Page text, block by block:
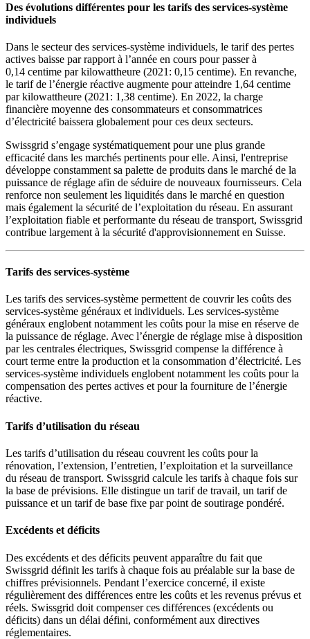
Des évolutions différentes pour les tarifs des services-système
individuels
Dans le secteur des services-système individuels, le tarif des pertes
actives baisse par rapport à l’année en cours pour passer à
0,14 centime par kilowattheure (2021: 0,15 centime). En revanche,
le tarif de l’énergie réactive augmente pour atteindre 1,64 centime
par kilowattheure (2021: 1,38 centime). En 2022, la charge
financière moyenne des consommateurs et consommatrices
d’électricité baissera globalement pour ces deux secteurs.
Swissgrid s’engage systématiquement pour une plus grande
efficacité dans les marchés pertinents pour elle. Ainsi, l'entreprise
développe constamment sa palette de produits dans le marché de la
puissance de réglage afin de séduire de nouveaux fournisseurs. Cela
renforce non seulement les liquidités dans le marché en question
mais également la sécurité de l’exploitation du réseau. En assurant
l’exploitation fiable et performante du réseau de transport, Swissgrid
contribue largement à la sécurité d'approvisionnement en Suisse.
Tarifs des services-système
Les tarifs des services-système permettent de couvrir les coûts des
services-système généraux et individuels. Les services-système
généraux englobent notamment les coûts pour la mise en réserve de
la puissance de réglage. Avec l’énergie de réglage mise à disposition
par les centrales électriques, Swissgrid compense la différence à
court terme entre la production et la consommation d’électricité. Les
services-système individuels englobent notamment les coûts pour la
compensation des pertes actives et pour la fourniture de l’énergie
réactive.
Tarifs d’utilisation du réseau
Les tarifs d’utilisation du réseau couvrent les coûts pour la
rénovation, l’extension, l’entretien, l’exploitation et la surveillance
du réseau de transport. Swissgrid calcule les tarifs à chaque fois sur
la base de prévisions. Elle distingue un tarif de travail, un tarif de
puissance et un tarif de base fixe par point de soutirage pondéré.
Excédents et déficits
Des excédents et des déficits peuvent apparaître du fait que
Swissgrid définit les tarifs à chaque fois au préalable sur la base de
chiffres prévisionnels. Pendant l’exercice concerné, il existe
régulièrement des différences entre les coûts et les revenus prévus et
réels. Swissgrid doit compenser ces différences (excédents ou
déficits) dans un délai défini, conformément aux directives
réglementaires.